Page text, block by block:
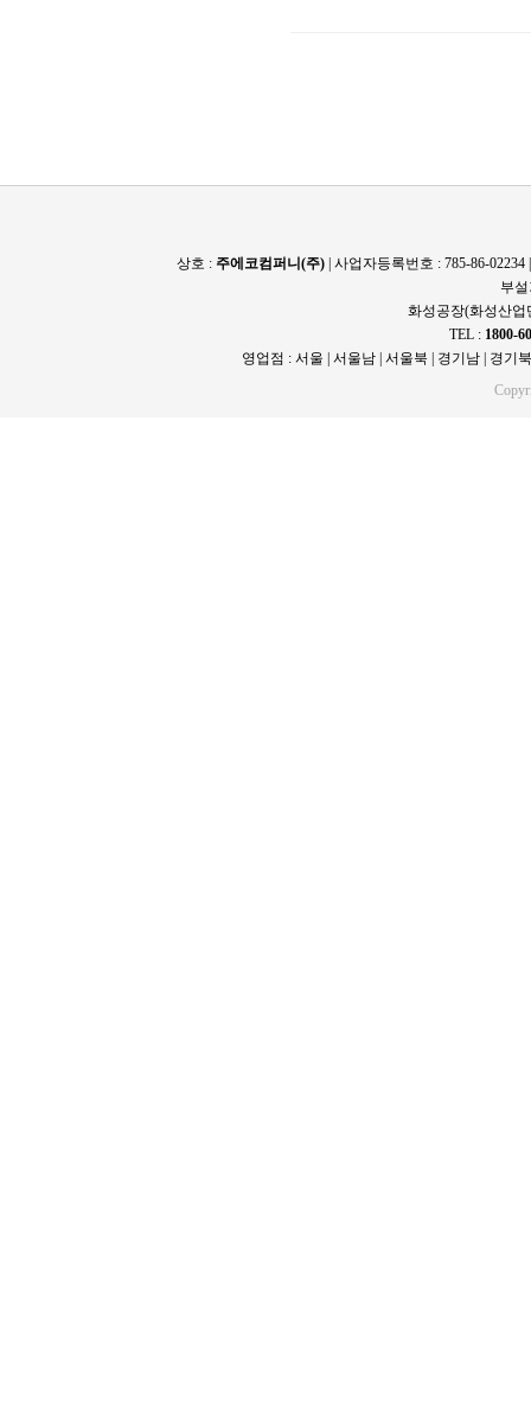
상호 : 주에코컴퍼니(주) | 사업자등록번호 : 785-86-
부
화성공장(화성산업
TEL : 1800-
영업점 : 서울 | 서울남 | 서울북 | 경기남 | 경기